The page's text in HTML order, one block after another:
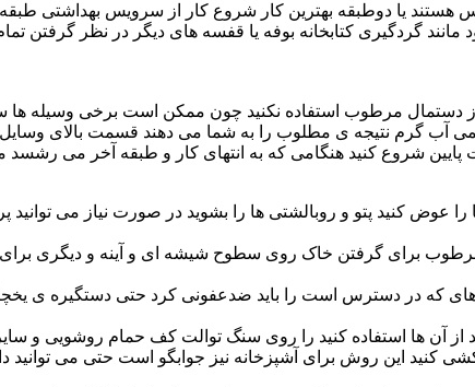
یا دوطبقه بهترین کار شروع کار از سرویس بهداشتی
مانند گردگیری کتابخانه بوفه یا قفسه های دیگر در نظر گرفتن
از دستمال مرطوب استفاده نکنید چون ممکن است برخی وسیله ها
آب گرم نتیجه ی مطلوب را به شما می دهند قسمت بالای
پایین شروع کنید هنگامی که به انتهای کار و طبقه آخر می
عوض کنید پتو و روبالشتی ها را بشوید در صورت نیاز می توانید
مرطوب برای گرفتن خاک روی سطوح شیشه ای و آینه و دیگری
که در دسترس است را باید ضدعفونی کرد حتی دستگیره ی
از آن ها استفاده کنید را روی سنگ توالت کف حمام روشویی و
کنید این روش برای آشپزخانه نیز جوابگو است حتی می